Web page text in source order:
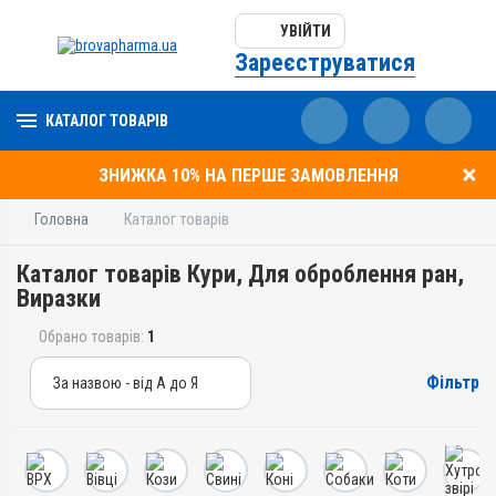
УВІЙТИ
Зареєструватися
КАТАЛОГ ТОВАРІВ
ЗНИЖКА 10% НА ПЕРШЕ ЗАМОВЛЕННЯ
Головна Каталог товарів
Каталог товарів Кури, Для оброблення ран,
Виразки
Обрано товарів: 1
За назвою - від А до Я
За ціною – від дорогих
Фільтр